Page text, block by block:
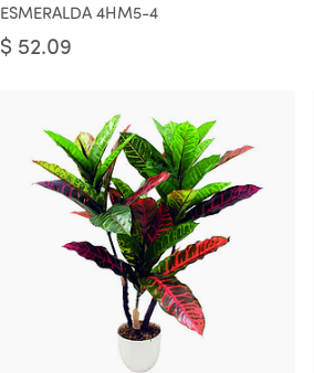
ESMERALDA 4HM5-4
$ 52.09